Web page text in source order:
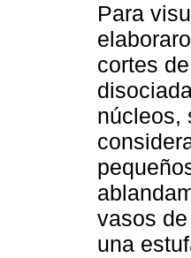
Para
cortes
núcleos,
vasos
una